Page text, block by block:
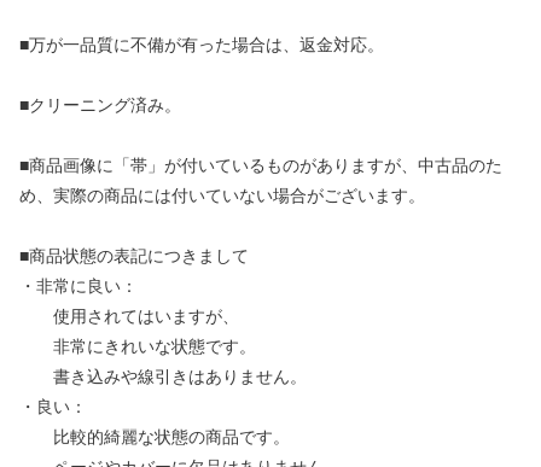
■万が一品質に不備が有った場合は、返金対応。
■クリーニング済み。
■商品画像に「帯」が付いているものがありますが、中古品のた
め、実際の商品には付いていない場合がございます。
■商品状態の表記につきまして
・非常に良い：
使用されてはいますが、
非常にきれいな状態です。
書き込みや線引きはありません。
・良い：
比較的綺麗な状態の商品です。